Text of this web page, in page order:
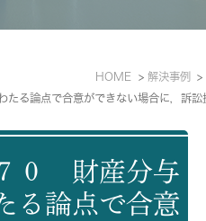
HOME
解決事例
る論点で合意ができない場合に，訴訟
０ 財産分与
る論点で合意